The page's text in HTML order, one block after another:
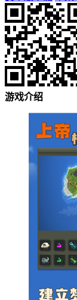
游戏介绍